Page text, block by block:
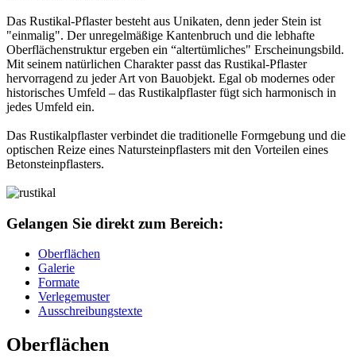
Das Rustikal-Pflaster besteht aus Unikaten, denn jeder Stein ist
"einmalig". Der unregelmäßige Kantenbruch und die lebhafte
Oberflächenstruktur ergeben ein “altertümliches" Erscheinungsbild.
Mit seinem natürlichen Charakter passt das Rustikal-Pflaster
hervorragend zu jeder Art von Bauobjekt. Egal ob modernes oder
historisches Umfeld – das Rustikalpflaster fügt sich harmonisch in
jedes Umfeld ein.
Das Rustikalpflaster verbindet die traditionelle Formgebung und die
optischen Reize eines Natursteinpflasters mit den Vorteilen eines
Betonsteinpflasters.
Gelangen Sie direkt zum Bereich:
Oberflächen
Galerie
Formate
Verlegemuster
Ausschreibungstexte
Oberflächen